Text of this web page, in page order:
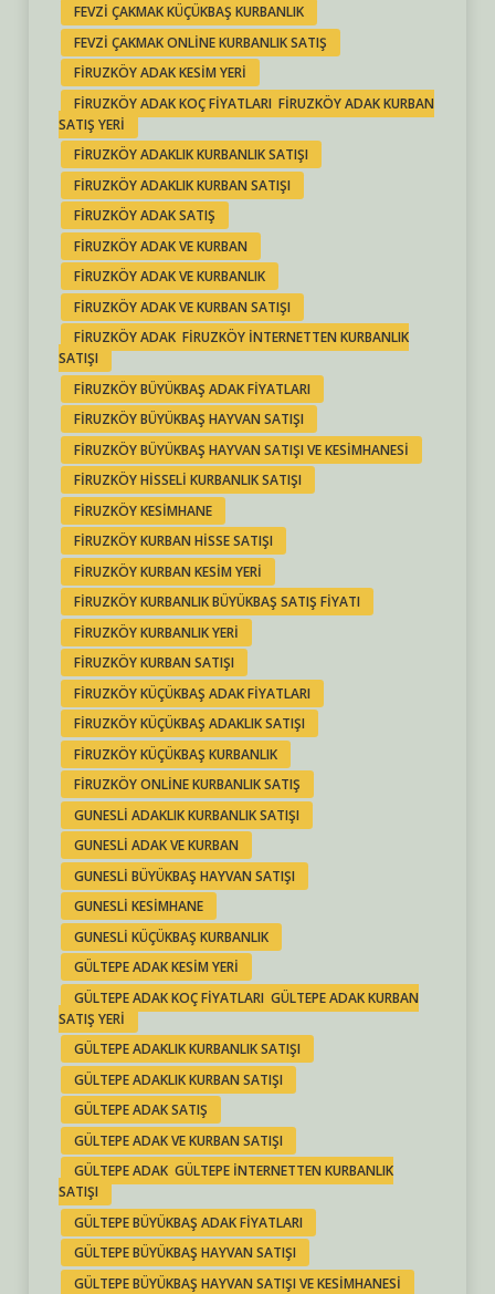
FEVZI ÇAKMAK KÜÇÜKBAŞ KURBANLIK
FEVZI ÇAKMAK ONLINE KURBANLIK SATIŞ
FIRUZKÖY ADAK KESIM YERI
FIRUZKÖY ADAK KOÇ FIYATLARI FIRUZKÖY ADAK KURBAN
SATIŞ YERI
FIRUZKÖY ADAKLIK KURBANLIK SATIŞI
FIRUZKÖY ADAKLIK KURBAN SATIŞI
FIRUZKÖY ADAK SATIŞ
FIRUZKÖY ADAK VE KURBAN
FIRUZKÖY ADAK VE KURBANLIK
FIRUZKÖY ADAK VE KURBAN SATIŞI
FIRUZKÖY ADAK FIRUZKÖY INTERNETTEN KURBANLIK
SATIŞI
FIRUZKÖY BÜYÜKBAŞ ADAK FIYATLARI
FIRUZKÖY BÜYÜKBAŞ HAYVAN SATIŞI
FIRUZKÖY BÜYÜKBAŞ HAYVAN SATIŞI VE KESIMHANESI
FIRUZKÖY HISSELI KURBANLIK SATIŞI
FIRUZKÖY KESIMHANE
FIRUZKÖY KURBAN HISSE SATIŞI
FIRUZKÖY KURBAN KESIM YERI
FIRUZKÖY KURBANLIK BÜYÜKBAŞ SATIŞ FIYATI
FIRUZKÖY KURBANLIK YERI
FIRUZKÖY KURBAN SATIŞI
FIRUZKÖY KÜÇÜKBAŞ ADAK FIYATLARI
FIRUZKÖY KÜÇÜKBAŞ ADAKLIK SATIŞI
FIRUZKÖY KÜÇÜKBAŞ KURBANLIK
FIRUZKÖY ONLINE KURBANLIK SATIŞ
GUNESLI ADAKLIK KURBANLIK SATIŞI
GUNESLI ADAK VE KURBAN
GUNESLI BÜYÜKBAŞ HAYVAN SATIŞI
GUNESLI KESIMHANE
GUNESLI KÜÇÜKBAŞ KURBANLIK
GÜLTEPE ADAK KESIM YERI
GÜLTEPE ADAK KOÇ FIYATLARI GÜLTEPE ADAK KURBAN
SATIŞ YERI
GÜLTEPE ADAKLIK KURBANLIK SATIŞI
GÜLTEPE ADAKLIK KURBAN SATIŞI
GÜLTEPE ADAK SATIŞ
GÜLTEPE ADAK VE KURBAN SATIŞI
GÜLTEPE ADAK GÜLTEPE INTERNETTEN KURBANLIK
SATIŞI
GÜLTEPE BÜYÜKBAŞ ADAK FIYATLARI
GÜLTEPE BÜYÜKBAŞ HAYVAN SATIŞI
GÜLTEPE BÜYÜKBAŞ HAYVAN SATIŞI VE KESIMHANESI